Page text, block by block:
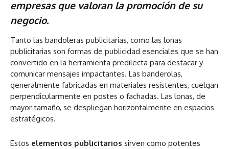
empresas que valoran la promoción de su
negocio.
Tanto las bandoleras publicitarias, como las lonas
publicitarias son formas de publicidad esenciales que se han
convertido en la herramienta predilecta para destacar y
comunicar mensajes impactantes. Las banderolas,
generalmente fabricadas en materiales resistentes, cuelgan
perpendicularmente en postes o fachadas. Las lonas, de
mayor tamaño, se despliegan horizontalmente en espacios
estratégicos.
Estos elementos publicitarios sirven como potentes